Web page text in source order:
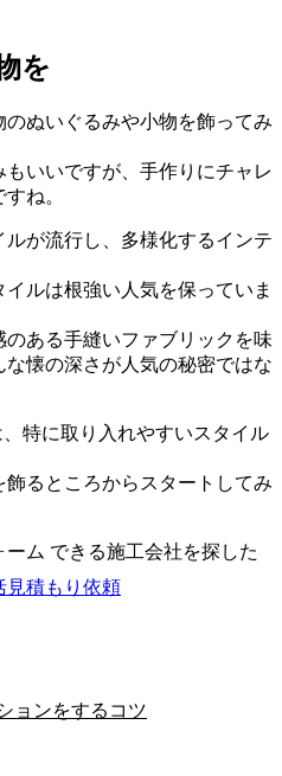
を
ぬいぐるみや小物を飾ってみ
いいですが、手作りにチャレ
ね。
が流行し、多様化するインテ
ルは根強い人気を保っていま
ある手縫いファブリックを味
懐の深さが人気の秘密ではな
特に取り入れやすいスタイル
るところからスタートしてみ
ム できる施工会社を探した
見積もり依頼
ョンをするコツ